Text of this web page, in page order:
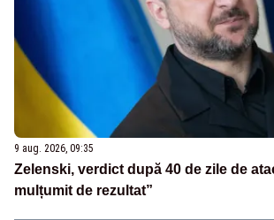
9 aug. 2026, 09:35
Zelenski, verdict după 40 de zile de
mulțumit de rezultat”